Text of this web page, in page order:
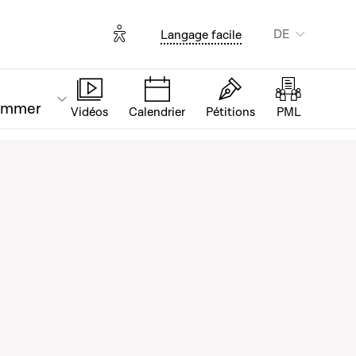
Options d'accessibilité
Langage facile DE
Vidéos Calendrier Pétitions PML